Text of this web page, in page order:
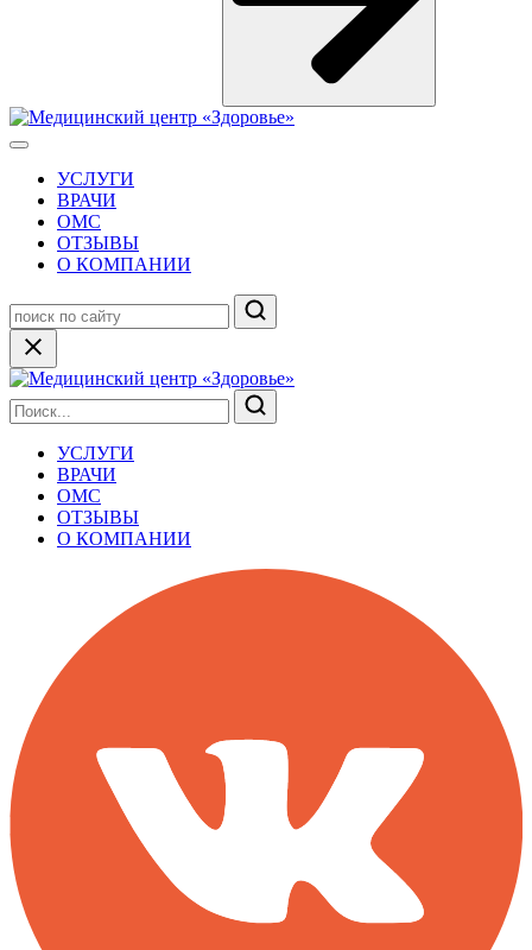
УСЛУГИ
ВРАЧИ
ОМС
ОТЗЫВЫ
О КОМПАНИИ
УСЛУГИ
ВРАЧИ
ОМС
ОТЗЫВЫ
О КОМПАНИИ